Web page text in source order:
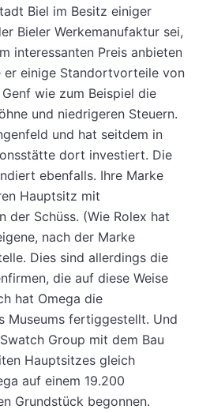
Biel im Besitz einiger
Bieler Werkemanufaktur sei,
interessanten Preis anbieten
er einige Standortvorteile von
wie zum Beispiel die
und niedrigeren Steuern.
und hat seitdem in
dort investiert. Die
ebenfalls. Ihre Marke
Hauptsitz mit
der Schüss. (Wie Rolex hat
nach der Marke
Dies sind allerdings die
die auf diese Weise
hat Omega die
Museums fertiggestellt. Und
Group mit dem Bau
Hauptsitzes gleich
auf einem 19.200
Grundstück begonnen.